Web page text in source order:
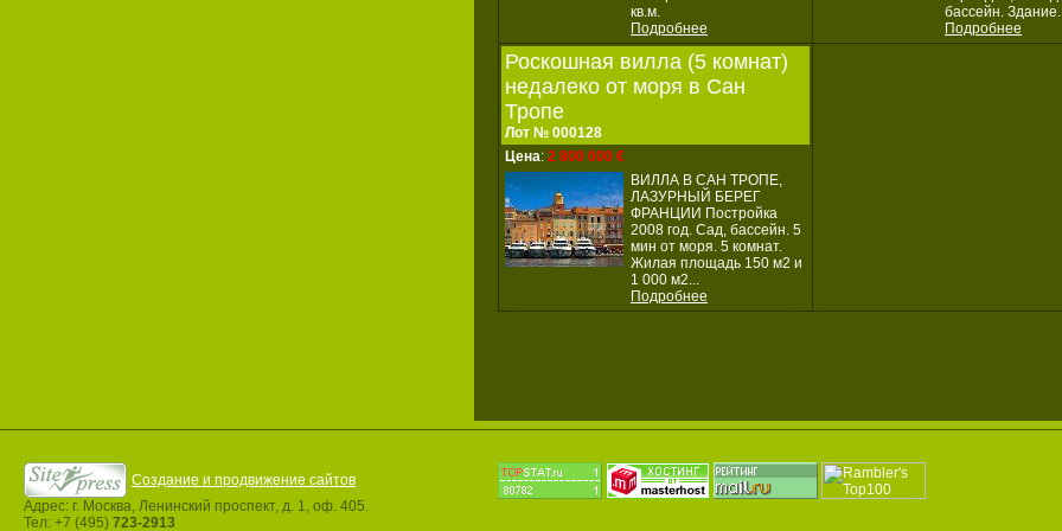
кв.м.
Подробнее
бассейн.
Подробнее
Роскошная вилла (5 комнат)
недалеко от моря в Сан
Тропе
Лот № 000128
Цена: 2 800 000 €
ВИЛЛА В САН ТРОПЕ,
ЛАЗУРНЫЙ БЕРЕГ
ФРАНЦИИ Постройка
2008 год. Сад, бассейн. 5
мин от моря. 5 комнат.
Жилая площадь 150 м2 и
1 000 м2...
Подробнее
Создание и продвижение сайтов
Адрес: г. Москва, Ленинский проспект, д. 1, оф. 405.
Тел: +7 (495) 723-2913